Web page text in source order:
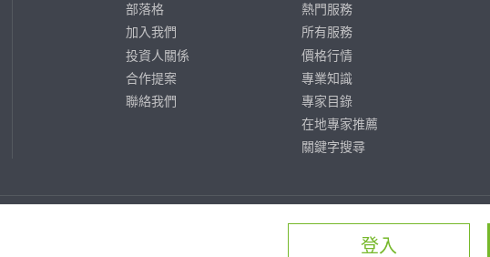
登入
部落格
加入我們
投資人關係
合作提案
聯絡我們
熱門服務
所有服務
價格行情
專業知識
專家目錄
在地專家推薦
關鍵字搜尋